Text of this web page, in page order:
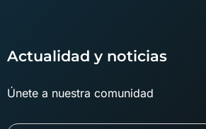
Actualidad y noticias
Únete a nuestra comunidad